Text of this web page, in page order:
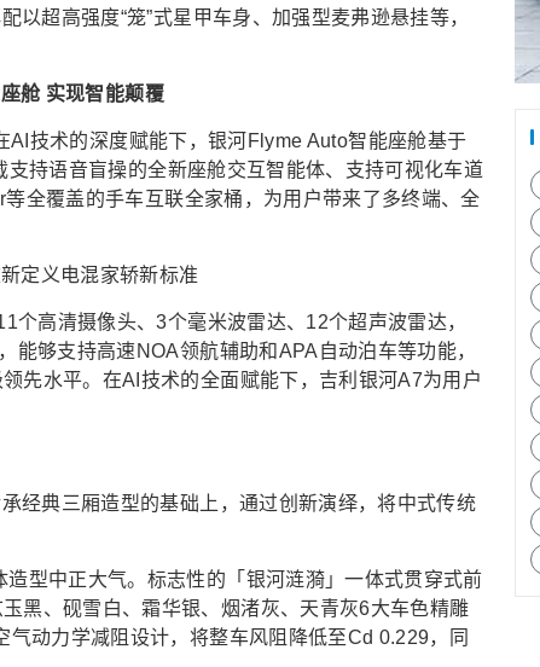
超高强度“笼”式星甲车身、加强型麦弗逊悬挂等，
舱 实现智能颠覆
技术的深度赋能下，银河Flyme Auto智能座舱基于
持语音盲操的全新座舱交互智能体、支持可视化车道
全覆盖的手车互联全家桶，为用户带来了多终端、全
高清摄像头、3个毫米波雷达、12个超声波雷达，
够支持高速NOA领航辅助和APA自动泊车等功能，
先水平。在AI技术的全面赋能下，吉利银河A7为用户
经典三厢造型的基础上，通过创新演绎，将中式传统
型中正大气。标志性的「银河涟漪」一体式贯穿式前
黑、砚雪白、霜华银、烟渚灰、天青灰6大车色精雕
动力学减阻设计，将整车风阻降低至Cd 0.229，同